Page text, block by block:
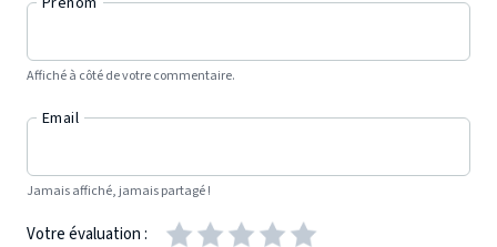
Affiché à côté de votre commentaire.
Email
Jamais affiché, jamais partagé !
Votre évaluation :